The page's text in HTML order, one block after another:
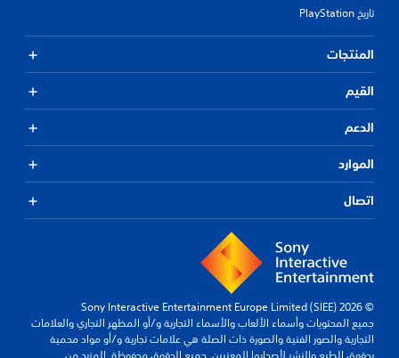
تاريخ PlayStation
المنتجات
القيم
الدعم
الموارد
اتصال
© 2026 Sony Interactive Entertainment Europe Limited (SIEE)
جميع المحتويات وأسماء الألعاب والأسماء التجارية و/أو المظهر التجاري والعلامات
التجارية والصور الفنية والصورة ذات الصلة هي علامات تجارية و/أو مواد محمية
بحقوق الطبع والنشر لأصحابها المعنيين. جميع الحقوق محفوظة. المزيد من